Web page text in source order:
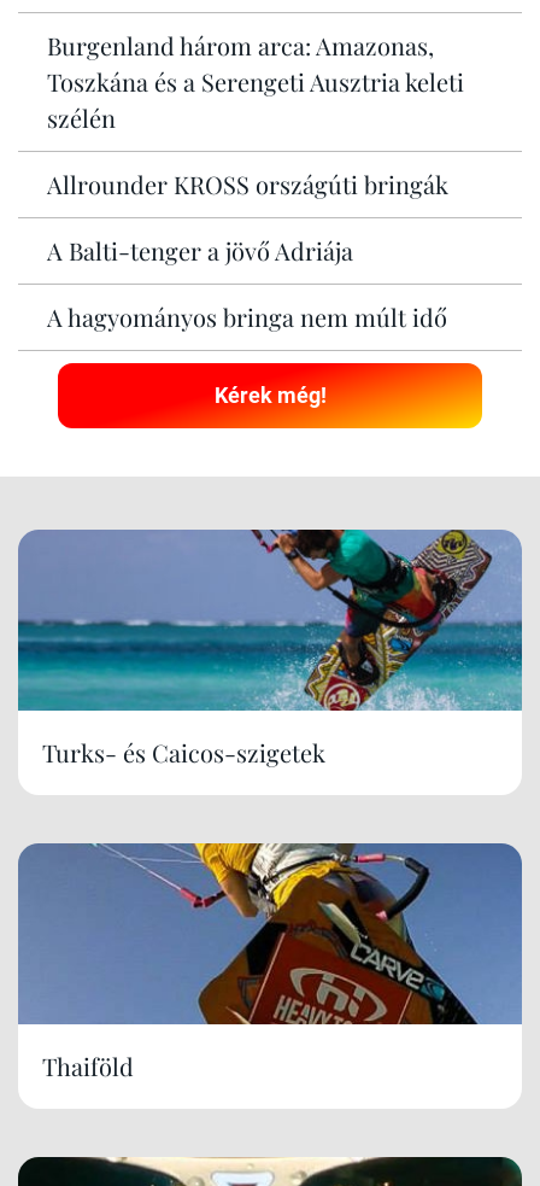
Burgenland három arca: Amazonas,
Toszkána és a Serengeti Ausztria keleti
szélén
Allrounder KROSS országúti bringák
A Balti-tenger a jövő Adriája
A hagyományos bringa nem múlt idő
Kérek még!
Turks- és Caicos-szigetek
Thaiföld